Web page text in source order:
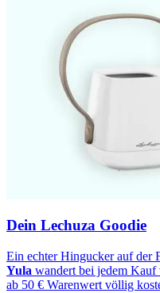
Dein Lechuza Goodie
Ein echter Hingucker auf der
Yula wandert bei jedem
ab 50 € Warenwert völlig